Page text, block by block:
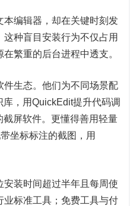
编辑器，却在关键时刻发
种盲目安装行为不仅占用
繁重的后台进程中透支。
件生态。他们为不同场景配
，用QuickEdit提升代码调
屏软件。更懂得善用轻量
坐标标注的截图，用
装时间超过半年且每周使
业标准工具；免费工具与付